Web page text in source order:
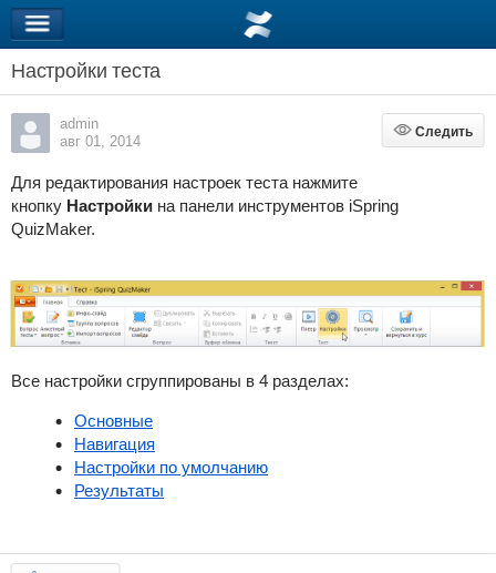
Настройки теста
admin
авг 01, 2014
Следить
Следить
Для редактирования настроек теста нажмите
кнопку Настройкина панели инструментов iSpring
QuizMaker.
Все настройки сгруппированы в 4 разделах:
Основные
Навигация
Настройки по умолчанию
Результаты